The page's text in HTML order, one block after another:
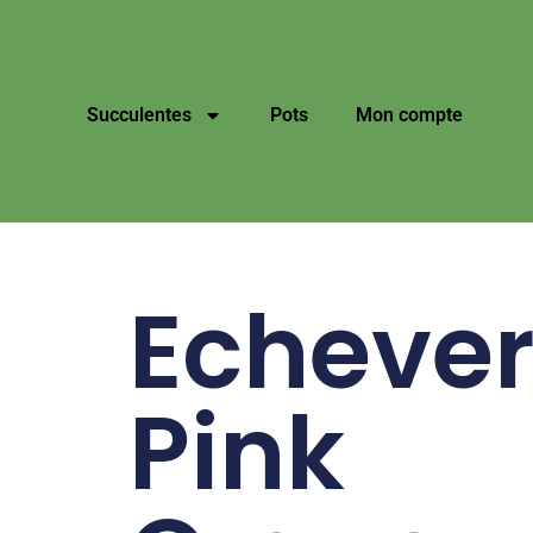
Succulentes Pots Mon compte
Pink